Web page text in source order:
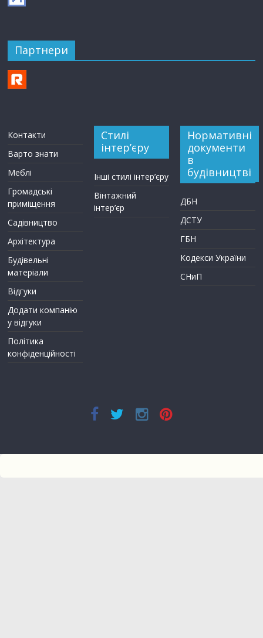
Партнери
Контакти
Варто знати
Меблі
Громадські
приміщення
Садівництво
Архітектура
Будівельні
матеріали
Відгуки
Додати компанію
у відгуки
Політика
конфіденційності
Стилі
інтер’єру
Інші стилі інтер’єру
Вінтажний
інтер’єр
Нормативні
документи
в
будівництві
ДБН
ДСТУ
ГБН
Кодекси України
СНиП